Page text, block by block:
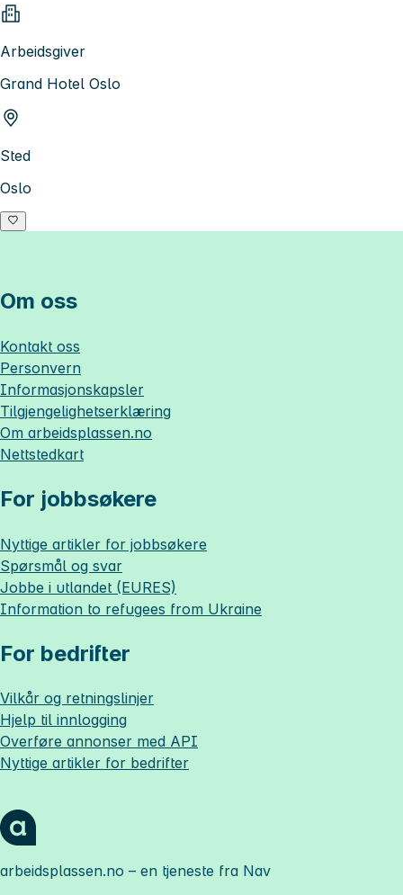
Arbeidsgiver
Grand Hotel Oslo
Sted
Oslo
Om oss
Kontakt oss
Personvern
Informasjonskapsler
Tilgjengelighetserklæring
Om arbeidsplassen.no
Nettstedkart
For jobbsøkere
Nyttige artikler for jobbsøkere
Spørsmål og svar
Jobbe i utlandet (EURES)
Information to refugees from Ukraine
For bedrifter
Vilkår og retningslinjer
Hjelp til innlogging
Overføre annonser med API
Nyttige artikler for bedrifter
arbeidsplassen.no – en tjeneste fra Nav